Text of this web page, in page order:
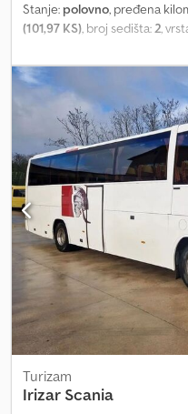
Stanje: polovno, pređena
(101,97 KS), broj sedišta:2,
, prva
euro2, broj prethodnih
Oprema:
centralno
maglenke, servo upravljač,
= Dodatne opcije i pribor = -
prozora - Daljinsko
podrškom za MP3 =
vrata: 4 Godina modela:
Zapremina motora: 2.461
Težine Sopstvena težina:
dozvoljena masa: 2.680 kg
1.820 kg (nekočena 700 kg)
Stanje Crjdpfey Tk U Eex
Bezbednost proizvoda
Ootmarsumseweg 110 7665SE
Turizam
Irizar Scania